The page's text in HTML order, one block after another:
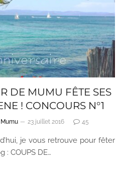
DE MUMU FÊTE SES
! CONCOURS N°1
23 juillet 2016 45
je vous retrouve pour fêter
: COUPS DE…